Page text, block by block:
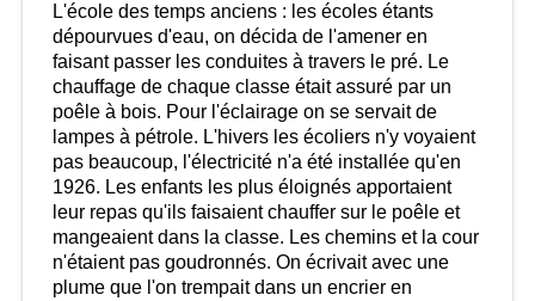
L'école des temps anciens : les écoles étants
dépourvues d'eau, on décida de l'amener en
faisant passer les conduites à travers le pré. Le
chauffage de chaque classe était assuré par un
poêle à bois. Pour l'éclairage on se servait de
lampes à pétrole. L'hivers les écoliers n'y voyaient
pas beaucoup, l'électricité n'a été installée qu'en
1926. Les enfants les plus éloignés apportaient
leur repas qu'ils faisaient chauffer sur le poêle et
mangeaient dans la classe. Les chemins et la cour
n'étaient pas goudronnés. On écrivait avec une
plume que l'on trempait dans un encrier en